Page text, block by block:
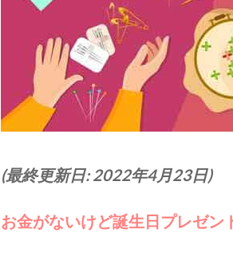
(最終更新日: 2022年4月23日)
お金がないけど誕生日プレゼン